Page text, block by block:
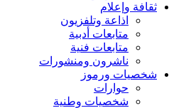
ثقافة وإعلام
اذاعة وتلفزيون
متابعات أدبية
متابعات فنية
ناشرون ومنشورات
شخصيات ورموز
حوارات
شخصيات وطنية